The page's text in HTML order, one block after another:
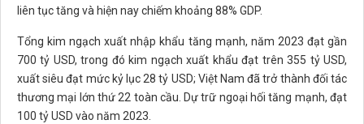
liên tục tăng và hiện nay chiếm khoảng 88% GDP.
Tổng kim ngạch xuất nhập khẩu tăng mạnh, năm 2023 đạt gần
700 tỷ USD, trong đó kim ngạch xuất khẩu đạt trên 355 tỷ USD,
xuất siêu đạt mức kỷ lục 28 tỷ USD; Việt Nam đã trở thành đối tác
thương mại lớn thứ 22 toàn cầu. Dự trữ ngoại hối tăng mạnh, đạt
100 tỷ USD vào năm 2023.